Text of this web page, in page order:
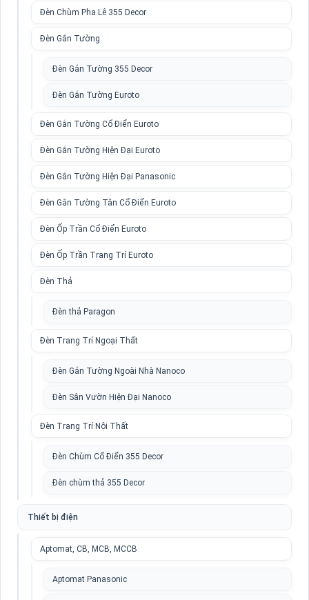
Đèn Chùm Pha Lê 355 Decor
Đèn Gắn Tường
Đèn Gắn Tường 355 Decor
Đèn Gắn Tường Euroto
Đèn Gắn Tường Cổ Điển Euroto
Đèn Gắn Tường Hiện Đại Euroto
Đèn Gắn Tường Hiện Đại Panasonic
Đèn Gắn Tường Tân Cổ Điển Euroto
Đèn Ốp Trần Cổ Điển Euroto
Đèn Ốp Trần Trang Trí Euroto
Đèn Thả
Đèn thả Paragon
Đèn Trang Trí Ngoại Thất
Đèn Gắn Tường Ngoài Nhà Nanoco
Đèn Sân Vườn Hiện Đại Nanoco
Đèn Trang Trí Nội Thất
Đèn Chùm Cổ Điển 355 Decor
Đèn chùm thả 355 Decor
Thiết bị điện
Aptomat, CB, MCB, MCCB
Aptomat Panasonic